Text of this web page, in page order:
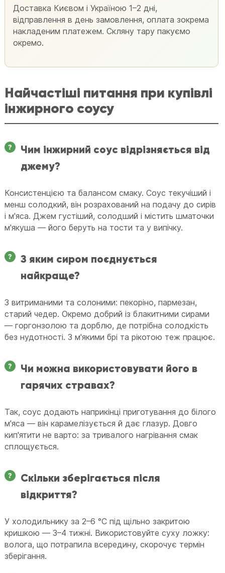
Доставка Києвом і Україною 1–2 дні,
відправлення в день замовлення, оплата зокрема
накладеним платежем. Скляну тару пакуємо
окремо.
Найчастіші питання при купівлі
інжирного соусу
Чим інжирний соус відрізняється від
джему?
Консистенцією та балансом смаку. Соус текучіший і
менш солодкий, він розрахований на подачу до сирів
і м'яса. Джем густіший, солодший і містить шматочки
м'якуша — його беруть на тости та у випічку.
З яким сиром поєднується
найкраще?
З витриманими та солоними: пекоріно, пармезан,
старий чедер. Окремо добрий із блакитними сирами
— горгонзолою та дорблю, де потрібна солодкість
без нудотності. З м'якими брі та рікотою теж працює.
Чи можна використовувати його в
гарячих стравах?
Так, соус додають наприкінці приготування до білого
м'яса — він карамелізується й дає глазур. Довго
кип'ятити не варто: за тривалого нагрівання смак
сплощується.
Скільки зберігається після
відкриття?
У холодильнику за 2–6 °C під щільно закритою
кришкою — 3–4 тижні. Використовуйте суху ложку:
волога, що потрапила всередину, скорочує термін
зберігання.